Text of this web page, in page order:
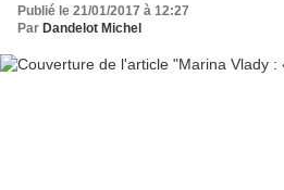
Publié le 21/01/2017 à 12:27
Par Dandelot Michel